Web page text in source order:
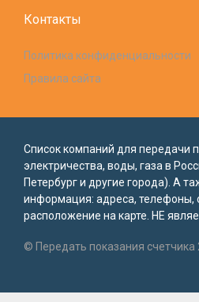
Контакты
Политика конфиденциальности
Правила сайта
Список компаний для передачи
электричества, воды, газа в
Петербург и другие города). А
информация: адреса, телефоны,
расположение на карте. НЕ
© Передать показания счетчика